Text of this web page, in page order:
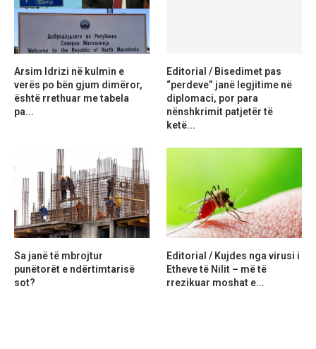
Arsim Idrizi në kulmin e
verës po bën gjum dimëror,
është rrethuar me tabela
pa...
Editorial / Bisedimet pas
“perdeve” janë legjitime në
diplomaci, por para
nënshkrimit patjetër të
ketë...
Sa janë të mbrojtur
punëtorët e ndërtimtarisë
sot?
Editorial / Kujdes nga virusi i
Etheve të Nilit – më të
rrezikuar moshat e...